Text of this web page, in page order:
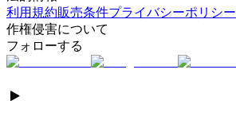
利用規約販売条件プライバシーポリシー
作権侵害について
フォローする